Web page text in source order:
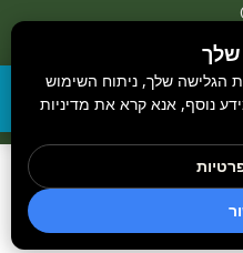
הנמצאים באתר.
חדשות קנאביס
שלך
הגלישה שלך, ניתוח השימוש
נוסף, אנא קרא את מדיניות